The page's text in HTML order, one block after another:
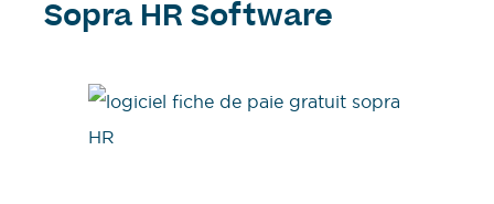
Sopra HR Software